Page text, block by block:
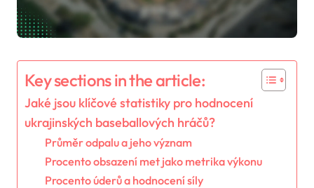
Key sections in the article:
Jaké jsou klíčové statistiky pro hodnocení
ukrajinských baseballových hráčů?
Průměr odpalu a jeho význam
Procento obsazení met jako metrika výkonu
Procento úderů a hodnocení síly